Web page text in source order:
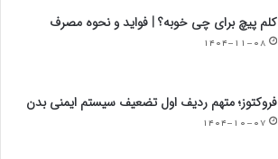
کلم پیچ برای چی خوبه؟ | فواید و نحوه مصرف
۱۴۰۴-۱۱-۰۸
فروکتوز؛ متهم ردیف اول تضعیف سیستم ایمنی بدن
۱۴۰۴-۱۰-۰۷